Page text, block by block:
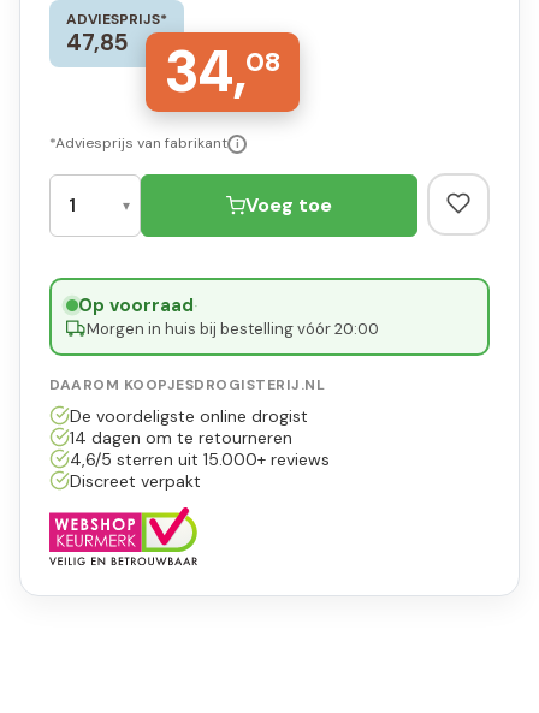
ADVIESPRIJS*
47,85 34,08
*Adviesprijs van fabrikant i
Voeg toe
Op voorraad·
Morgen in huis bij bestelling vóór 20:00
DAAROM KOOPJESDROGISTERIJ.NL
De voordeligste online drogist
14 dagen om te retourneren
4,6/5 sterren uit 15.000+ reviews
Discreet verpakt